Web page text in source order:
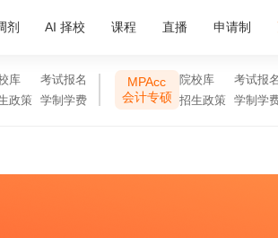
剂 AI 择校 课程 直播 申请制
库
考试报名
政策
学制学费
MPAcc
会计专硕
院校库
考试报名
招生政策
学制学